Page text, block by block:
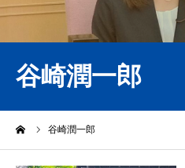
谷崎潤一郎
谷崎潤一郎